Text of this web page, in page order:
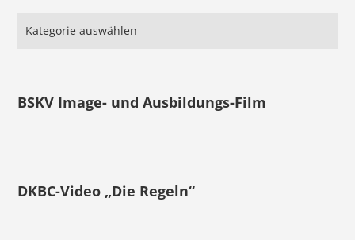
BSKV Image- und Ausbildungs-Film
DKBC-Video „Die Regeln“